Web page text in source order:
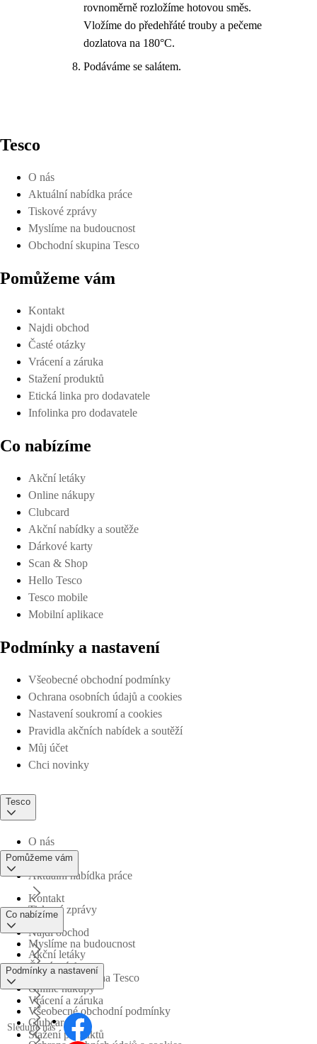
rovnoměrně rozložíme hotovou směs.
Vložíme do předehřáté trouby a pečeme
dozlatova na 180°C.
Podáváme se salátem.
Tesco
O nás
Aktuální nabídka práce
Tiskové zprávy
Myslíme na budoucnost
Obchodní skupina Tesco
Pomůžeme vám
Kontakt
Najdi obchod
Časté otázky
Vrácení a záruka
Stažení produktů
Etická linka pro dodavatele
Infolinka pro dodavatele
Co nabízíme
Akční letáky
Online nákupy
Clubcard
Akční nabídky a soutěže
Dárkové karty
Scan & Shop
Hello Tesco
Tesco mobile
Mobilní aplikace
Podmínky a nastavení
Všeobecné obchodní podmínky
Ochrana osobních údajů a cookies
Nastavení soukromí a cookies
Pravidla akčních nabídek a soutěží
Můj účet
Chci novinky
Tesco
O nás
Aktuální nabídka práce
Tiskové zprávy
Myslíme na budoucnost
Obchodní skupina Tesco
Pomůžeme vám
Kontakt
Najdi obchod
Časté otázky
Vrácení a záruka
Stažení produktů
Co nabízíme
Akční letáky
Online nákupy
Clubcard
Podmínky a nastavení
Všeobecné obchodní podmínky
Sledujte nás